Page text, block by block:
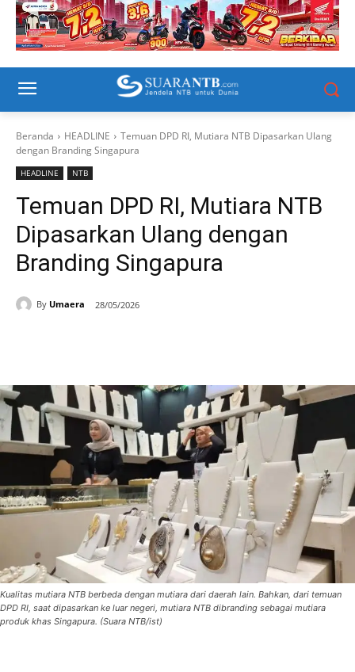
Beranda HEADLINE
Temuan DPD RI, Mutiara NTB Dipasarkan Ulang
dengan Branding Singapura
HEADLINE NTB
Temuan DPD RI, Mutiara NTB
Dipasarkan Ulang dengan
Branding Singapura
By Umaera 28/05/2026
Kualitas mutiara NTB berbeda dengan mutiara dari daerah lain. Bahkan, dari temuan
DPD RI, saat dipasarkan ke luar negeri, mutiara NTB dibranding sebagai mutiara
produk khas Singapura. (Suara NTB/ist)